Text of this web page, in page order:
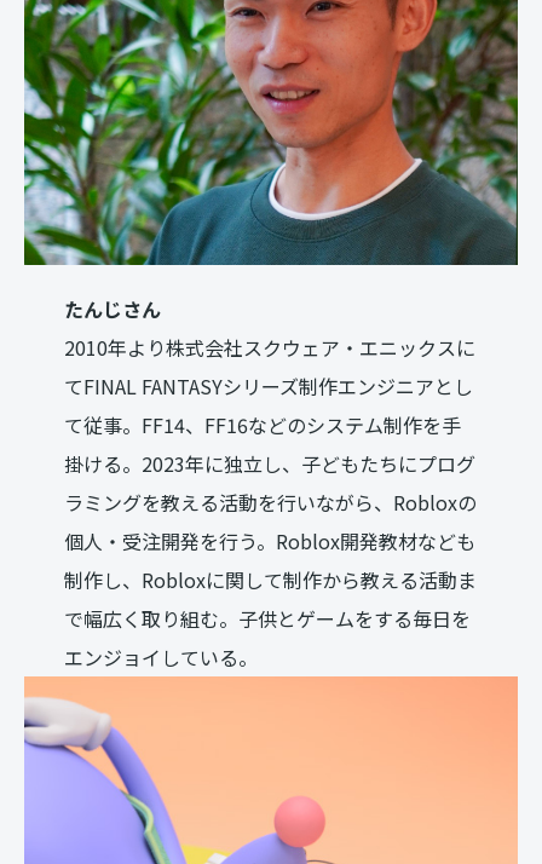
たんじさん
2010年より株式会社スクウェア・エニックスに
てFINAL FANTASYシリーズ制作エンジニアとし
て従事。FF14、FF16などのシステム制作を手
掛ける。2023年に独立し、子どもたちにプログ
ラミングを教える活動を行いながら、Robloxの
個人・受注開発を行う。Roblox開発教材なども
制作し、Robloxに関して制作から教える活動ま
で幅広く取り組む。子供とゲームをする毎日を
エンジョイしている。